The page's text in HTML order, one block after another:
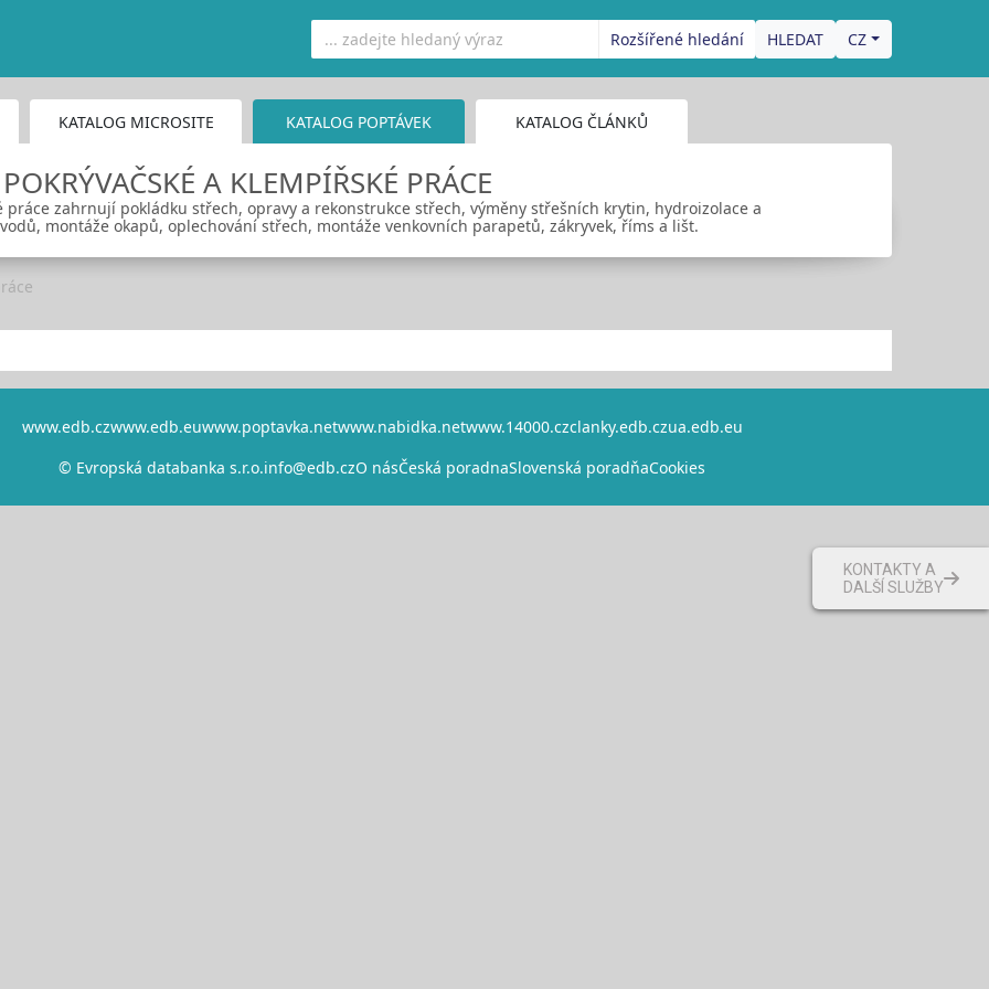
Rozšířené hledání CZ
KATALOG MICROSITE KATALOG POPTÁVEK KATALOG ČLÁNKŮ
POKRÝVAČSKÉ A KLEMPÍŘSKÉ PRÁCE
práce zahrnují pokládku střech, opravy a rekonstrukce střech, výměny střešních krytin, hydroizolace a
montáže okapů, oplechování střech, montáže venkovních parapetů, zákryvek, říms a lišt.
www.edb.czwww.edb.euwww.poptavka.netwww.nabidka.netwww.14000.czclanky.edb.czua.edb.eu
© Evropská databanka s.r.o.info@edb.czO násČeská poradnaSlovenská poradňaCookies
KONTAKTY A
DALŠÍ SLUŽBY